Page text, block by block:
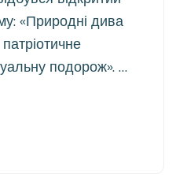
«Природні дива
подорож». …